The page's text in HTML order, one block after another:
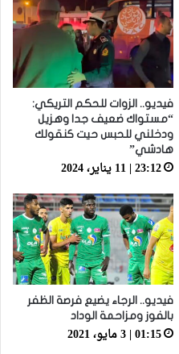
فيديو.. الزوات للحكم التريكي:
“مستواك ضعيف جدا وهزيل
ودخلني للحبس حيت كنقولك
هادشي”
23:12 | 11 يناير، 2024
فيديو.. الرجاء يضيع فرصة الظفر
بالفوز ومزاحمة الوداد
01:15 | 3 مايو، 2021